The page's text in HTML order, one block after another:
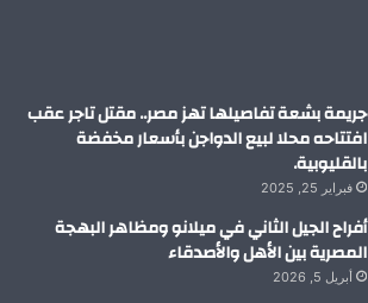
م
جريمة بشعة تفاصيلها تهز مصر.. مقتل تاجر عقب
افتتاحه محلا لبيع الدواجن بأسعار مخفضة
بالقليوبية.
فبراير 25, 2025
أفراح الجيل الثاني في ميلانو ومظاهر البهجة
المصرية بين الأهل والأصدقاء
أبريل 5, 2026